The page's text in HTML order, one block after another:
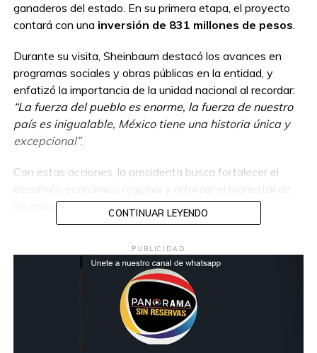
ganaderos del estado. En su primera etapa, el proyecto
contará con una inversión de 831 millones de pesos.
Durante su visita, Sheinbaum destacó los avances en
programas sociales y obras públicas en la entidad, y
enfatizó la importancia de la unidad nacional al recordar:
“La fuerza del pueblo es enorme, la fuerza de nuestro
país es inigualable, México tiene una historia única y
excepcional”.
Con estas acciones, la presidenta busca fortalecer el
las comunidades sonorenses.
Compartir en:
CONTINUAR LEYENDO
PUBLICIDAD